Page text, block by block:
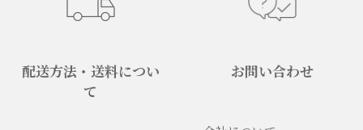
配送方法・送料につい
て
お問い合わせ